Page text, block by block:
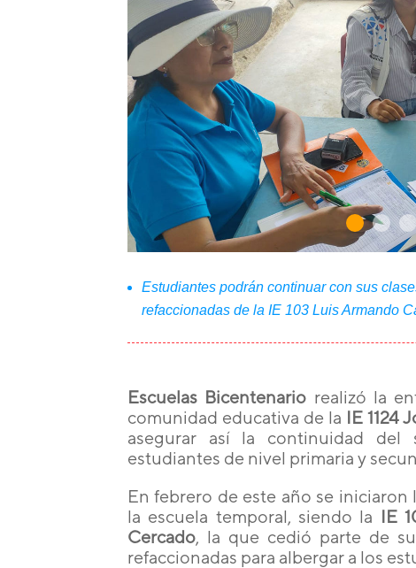
Estudiantes podrán continuar con sus
refaccionadas de la IE 103 Luis Armando
Escuelas Bicentenario realizó la
comunidad educativa de la IE 1124
asegurar así la continuidad del
estudiantes de nivel primaria y
En febrero de este año se
la escuela temporal, siendo la IE
Cercado, la que cedió parte de
refaccionadas para albergar a los